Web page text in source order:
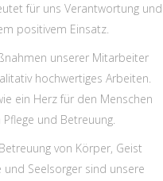
für uns Verantwortung und
positivem Einsatz.
unserer Mitarbeiter
hochwertiges Arbeiten.
ein Herz für den Menschen
und Betreuung.
von Körper, Geist
und Seelsorger sind unsere